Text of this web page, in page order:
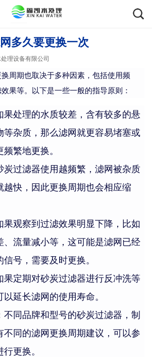
多久要更换一次
理设备有限公司
周期也取决于多种因素，包括使用频
果等。以下是一些一般的指导原则：
果处理的水质较差，含有较多的悬
等杂质，那么滤网就更容易堵塞或
繁地更换。
炭过滤器使用越频繁，滤网被杂质
越快，因此更换周期也会相应缩
果观察到过滤效果明显下降，比如
、流量减小等，这可能是滤网已经
号，需要及时更换。
果定期对砂炭过滤器进行反冲洗等
延长滤网的使用寿命。
不同品牌和型号的砂炭过滤器，制
不同的滤网更换周期建议，可以参
更换。